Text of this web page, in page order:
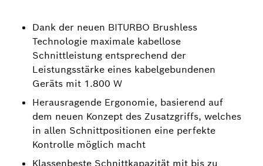
Dank der neuen BITURBO Brushless
Technologie maximale kabellose
Schnittleistung entsprechend der
Leistungsstärke eines kabelgebundenen
Geräts mit 1.800 W
Herausragende Ergonomie, basierend auf
dem neuen Konzept des Zusatzgriffs, welches
in allen Schnittpositionen eine perfekte
Kontrolle möglich macht
Klassenbeste Schnittkapazität mit bis zu